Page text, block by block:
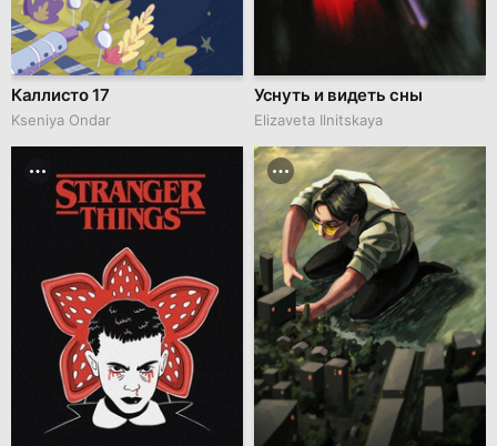
Каллисто 17
Kseniya Ondar
Уснуть и видеть сны
Elizaveta Ilnitskaya